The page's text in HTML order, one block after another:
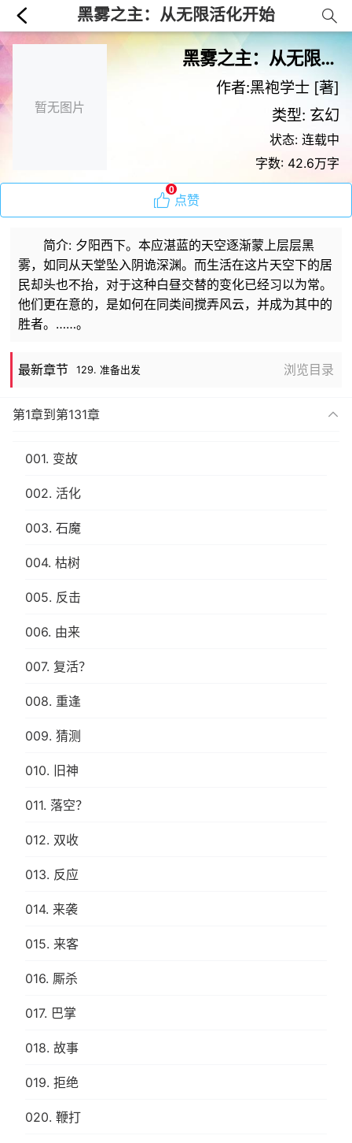
黑雾之主：从无限活化开始
暂无图片
黑雾之主：从无限活化开始
作者:黑袍学士 [著]
类型: 玄幻
状态: 连载中
字数: 42.6万字
0
点赞
简介: 夕阳西下。本应湛蓝的天空逐渐蒙上层层黑
雾，如同从天堂坠入阴诡深渊。而生活在这片天空下的居
民却头也不抬，对于这种白昼交替的变化已经习以为常。
他们更在意的，是如何在同类间搅弄风云，并成为其中的
胜者。……。
最新章节 129. 准备出发 浏览目录
第1章到第131章
001. 变故
002. 活化
003. 石魔
004. 枯树
005. 反击
006. 由来
007. 复活？
008. 重逢
009. 猜测
010. 旧神
011. 落空？
012. 双收
013. 反应
014. 来袭
015. 来客
016. 厮杀
017. 巴掌
018. 故事
019. 拒绝
020. 鞭打